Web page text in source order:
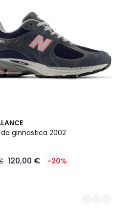
ginnastica 2002
120,00 € -20%